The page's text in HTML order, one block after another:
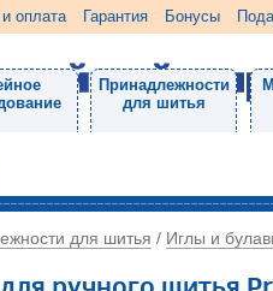
оплата Гарантия Бонусы
Принадлежности
для шитья
для шитья / Иглы и